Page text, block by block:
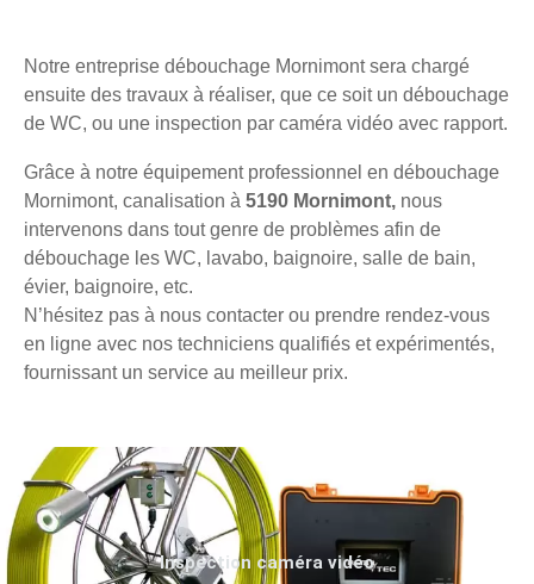
Notre entreprise débouchage Mornimont sera chargé
ensuite des travaux à réaliser, que ce soit un débouchage
de WC, ou une inspection par caméra vidéo avec rapport.
Grâce à notre équipement professionnel en débouchage
Mornimont, canalisation à 5190 Mornimont, nous
intervenons dans tout genre de problèmes afin de
débouchage les WC, lavabo, baignoire, salle de bain,
évier, baignoire, etc.
N’hésitez pas à nous contacter ou prendre rendez-vous
en ligne avec nos techniciens qualifiés et expérimentés,
fournissant un service au meilleur prix.
Inspection caméra vidéo